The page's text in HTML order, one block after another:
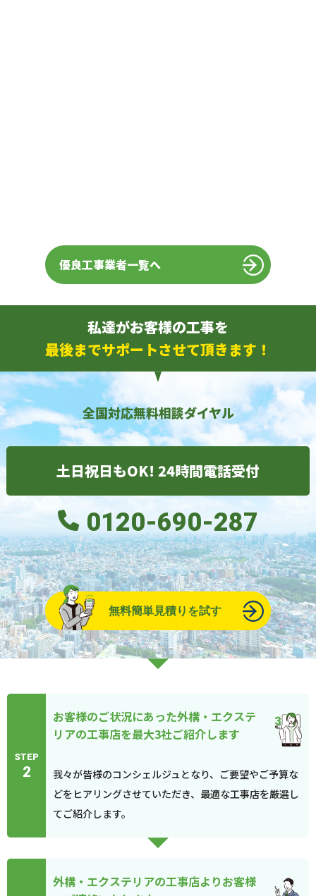
優良工事業者一覧へ
私達がお客様の工事を
最後までサポートさせて頂きます！
全国対応無料相談ダイヤル
土日祝日もOK! 24時間電話受付
0120-690-287
無料簡単見積りを試す
STEP
2
お客様のご状況にあった外構・エクステ
リアの工事店を最大3社ご紹介します
我々が皆様のコンシェルジュとなり、ご要望やご予算な
どをヒアリングさせていただき、最適な工事店を厳選し
てご紹介します。
外構・エクステリアの工事店よりお客様